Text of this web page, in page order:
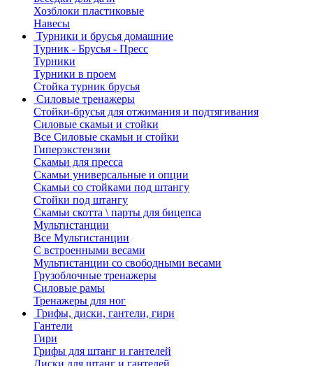
Хозблоки пластиковые
Навесы
Турники и брусья домашние
Турник - Брусья - Пресс
Турники
Турники в проем
Стойка турник брусья
Силовые тренажеры
Стойки-брусья для отжимания и подтягивания
Силовые скамьи и стойки
Все Силовые скамьи и стойки
Гиперэкстензии
Скамьи для пресса
Скамьи универсальные и опции
Скамьи со стойками под штангу
Стойки под штангу
Скамьи скотта \ парты для бицепса
Мультистанции
Все Мультистанции
С встроенными весами
Мультистанции со свободными весами
Грузоблочные тренажеры
Силовые рамы
Тренажеры для ног
Грифы, диски, гантели, гири
Гантели
Гири
Грифы для штанг и гантелей
Диски для штанг и гантелей